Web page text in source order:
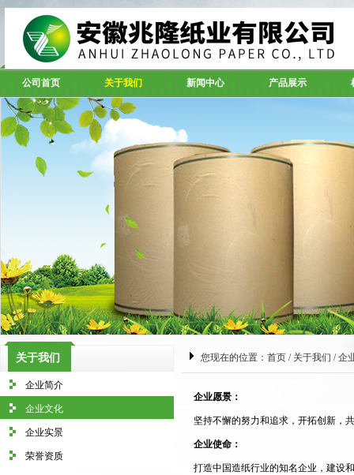
公司首页 关于我们 新闻中心 产品展示
关于我们
企业简介
企业文化
企业实景
荣誉资质
您现在的位置： 首页 / 关于我们 /企
企业愿景：
坚持不懈的努力和追求，开拓创新，
企业使命：
打造中国造纸行业的知名企业，建设